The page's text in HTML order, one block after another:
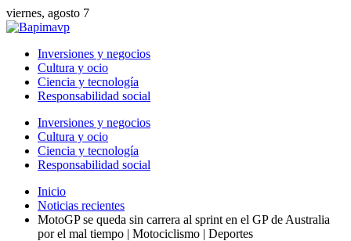
viernes, agosto 7
Inversiones y negocios
Cultura y ocio
Ciencia y tecnología
Responsabilidad social
Inversiones y negocios
Cultura y ocio
Ciencia y tecnología
Responsabilidad social
Inicio
Noticias recientes
MotoGP se queda sin carrera al sprint en el GP de Australia
por el mal tiempo | Motociclismo | Deportes